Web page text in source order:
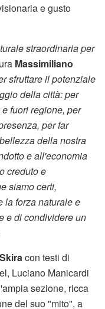
e gusto
straordinaria per
Massimiliano
sfruttare il potenziale
della città: per
fuori regione, per
per far
della nostra
e all'economia
creduto e
siamo certi,
la forza naturale e
e di condividere un
Skiracon testi di
Luciano Manicardi
sezione, ricca
del suo "mito", a